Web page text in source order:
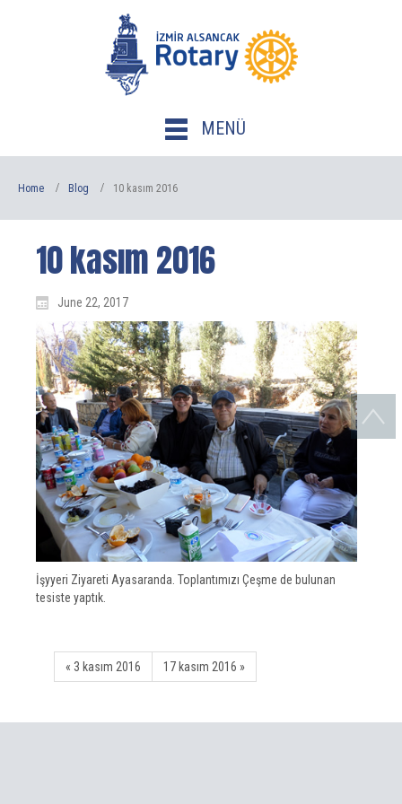
MENÜ
Home Blog 10 kasım 2016
10 kasım 2016
June 22, 2017
İşyyeri Ziyareti Ayasaranda. Toplantımızı Çeşme de bulunan
tesiste yaptık.
« 3 kasım 2016 17 kasım 2016 »